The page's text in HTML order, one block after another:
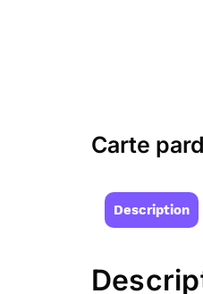
Carte
Description